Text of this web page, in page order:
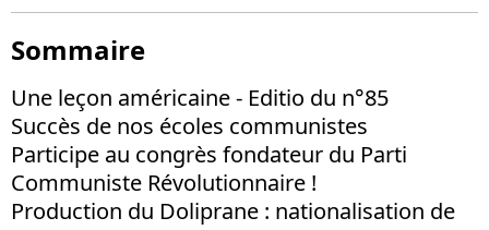
Sommaire
Une leçon américaine - Editio du n°85
Succès de nos écoles communistes
Participe au congrès fondateur du Parti
Communiste Révolutionnaire !
Production du Doliprane : nationalisation de